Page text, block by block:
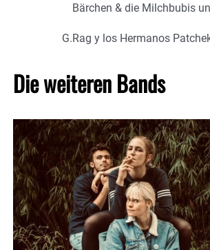
Bärchen & die Milchbubis
G.Rag y los Hermanos
Die weiteren Bands